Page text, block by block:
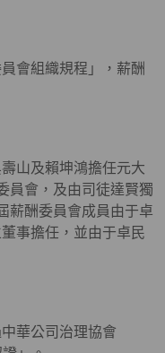
會組織規程」，薪酬
山及賴坤鴻擔任元大
員會，及由司徒達賢獨
薪酬委員會成員由于卓
事擔任，並由于卓民
華公司治理協會